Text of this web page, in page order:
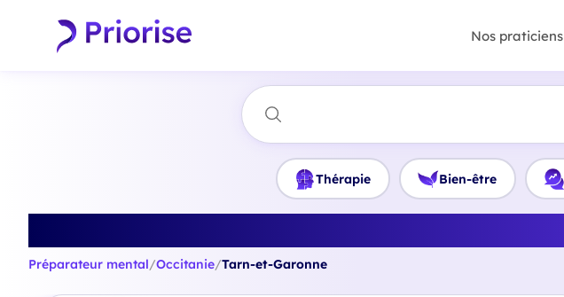
Nos praticiens
Thérapie Bien-être
Préparateur mental/Occitanie/Tarn-et-Garonne